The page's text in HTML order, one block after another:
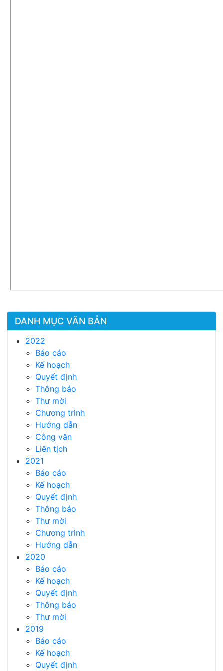
DANH MỤC VĂN BẢN
2022
Báo cáo
Kế hoạch
Quyết định
Thông báo
Thư mời
Chương trình
Hướng dẫn
Công văn
Liên tịch
2021
Báo cáo
Kế hoạch
Quyết định
Thông báo
Thư mời
Chương trình
Hướng dẫn
2020
Báo cáo
Kế hoạch
Quyết định
Thông báo
Thư mời
2019
Báo cáo
Kế hoạch
Quyết định